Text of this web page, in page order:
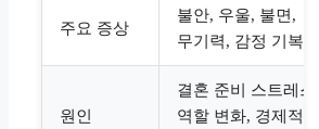
주요 증상
불안, 우울, 불면,
무기력, 감정 기복
원인
결혼 준비 스트레스,
역할 변화, 경제적